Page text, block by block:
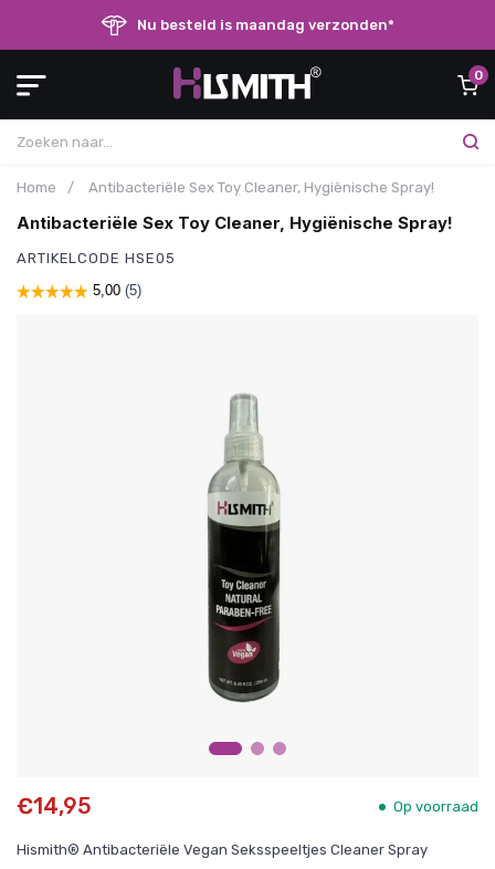
Nu besteld is maandag verzonden*
0
Home / Antibacteriële Sex Toy Cleaner, Hygiënische Spray!
Antibacteriële Sex Toy Cleaner, Hygiënische Spray!
ARTIKELCODE HSE05
€14,95 Op voorraad
Hismith® Antibacteriële Vegan Seksspeeltjes Cleaner Spray